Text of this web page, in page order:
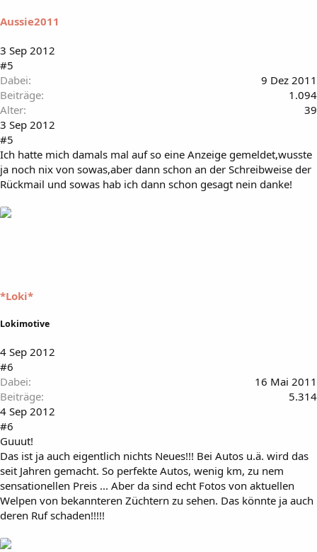
Aussie2011
3 Sep 2012
#5
Dabei
9 Dez 2011
Beiträge
1.094
Alter
39
3 Sep 2012
#5
Ich hatte mich damals mal auf so eine Anzeige gemeldet,wusste
ja noch nix von sowas,aber dann schon an der Schreibweise der
Rückmail und sowas hab ich dann schon gesagt nein danke!
*Loki*
Lokimotive
4 Sep 2012
#6
Dabei
16 Mai 2011
Beiträge
5.314
4 Sep 2012
#6
Guuut!
Das ist ja auch eigentlich nichts Neues!!! Bei Autos u.ä. wird das
seit Jahren gemacht. So perfekte Autos, wenig km, zu nem
sensationellen Preis ... Aber da sind echt Fotos von aktuellen
Welpen von bekannteren Züchtern zu sehen. Das könnte ja auch
deren Ruf schaden!!!!!